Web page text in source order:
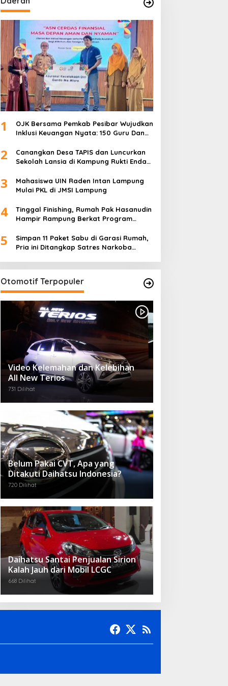
1
OJK Bersama Pemkab Pesibar Wujudkan
Inklusi Keuangan Nyata: 150 Guru Dan
Jiwa
2
Canangkan Desa TAPIS dan Luncurkan
Sekolah Lansia di Kampung Rukti Endah,
Pembangunan SDM Dimulai dari Desa
3
Mahasiswa UIN Raden Intan Lampung
Mulai PKL di JMSI Lampung
4
Tinggal Finishing, Rumah Pak Hasanudin
Hampir Rampung Berkat Program
Desa)
5
Simpan 11 Paket Sabu di Garasi Rumah,
Pria ini Ditangkap Satres Narkoba
Otomotif Terpopuler
Video Kelemahan dan Kelebihan
All New Terios
731 Dilihat
Belum Pakai CVT, Apa yang
Ditakuti Daihatsu Indonesia?
720 Dilihat
Daihatsu Santai Penjualan Sirion
Kalah Jauh dari Mobil LCGC
668 Dilihat